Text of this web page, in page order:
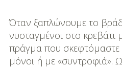
Σπίτι
Παιδικό Δωμάτιο
Όταν ξαπλώνουμε το
νυσταγμένοι στο κρεβάτι
πράγμα που σκεφτόμαστε
μόνοι ή με «συντροφιά».